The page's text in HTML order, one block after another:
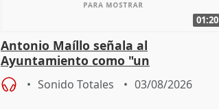
01:20
Antonio Maíllo señala al
Ayuntamiento como "un
especulador más" sobre viviendas de
Jiménez Becerril
Sonido Totales 03/08/2026